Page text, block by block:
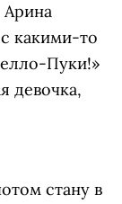
Арина
какими-то
Пуки!»
девочка,
стану в